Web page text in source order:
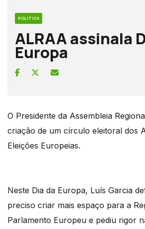
POLÍTICA
ALRAA assinala
Europa
O Presidente da Assembleia
criação de um círculo eleitoral dos
Eleições Europeias.
Neste Dia da Europa, Luís Garcia
preciso criar mais espaço para a
Parlamento Europeu e pediu rigor